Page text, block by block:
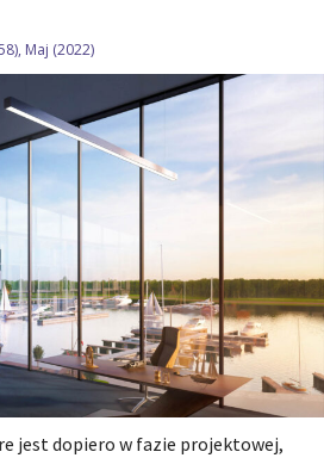
Maj (2022)
jest dopiero w fazie projektowej,